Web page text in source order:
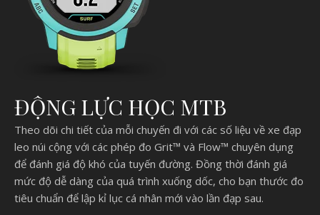
ĐỘNG LỰC HỌC MTB
Theo dõi chi tiết của mỗi chuyến đi với các số liệu về xe đạp
leo núi cộng với các phép đo Grit™ và Flow™ chuyên dụng
để đánh giá độ khó của tuyến đường. Đồng thời đánh giá
mức độ dễ dàng của quá trình xuống dốc, cho bạn thước đo
tiêu chuẩn để lập kỉ lục cá nhân mới vào lần đạp sau.